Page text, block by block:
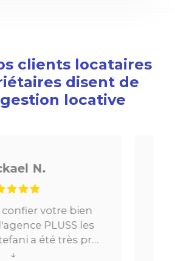
clients locataires
disent de
locative
Noé G.
un appartement sur
s’est très bien passé. De
en relation jusqu’à la
Le digital qui fait gagner